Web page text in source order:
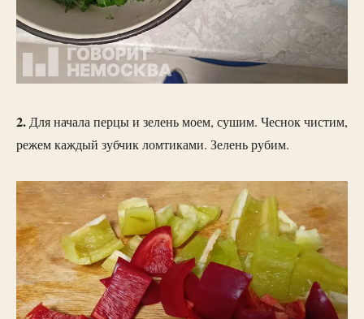
2.Для начала перцы и зелень моем, сушим. Чеснок чистим,
режем каждый зубчик ломтиками. Зелень рубим.